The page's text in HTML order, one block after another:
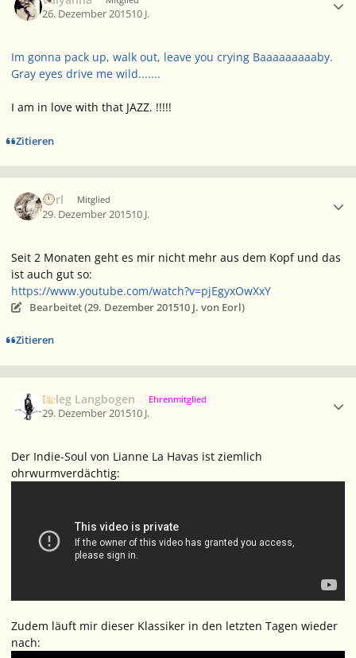
26. Dezember 201510 J.
Im gonna pack up, walk out, leave you crying Baaaaaaaaaby.
Gray eyes drive me wild.......
I am in love with that JAZZ. !!!!!
Zitieren
Eorl Mitglied
29. Dezember 201510 J.
Seit 2 Monaten geht es mir nicht mehr aus dem Kopf und das
ist auch gut so:
https://www.youtube.com/watch?v=pjEgyxOwXxY
Bearbeitet (29. Dezember 201510 J. von Eorl)
Zitieren
Beleg Langbogen Ehrenmitglied
29. Dezember 201510 J.
Der Indie-Soul von Lianne La Havas ist ziemlich
ohrwurmverdächtig:
Zudem läuft mir dieser Klassiker in den letzten Tagen wieder
nach: